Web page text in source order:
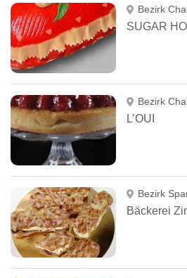
Bezirk
SUGAR
Bezirk
L’OUI
Bezirk
Bäckerei